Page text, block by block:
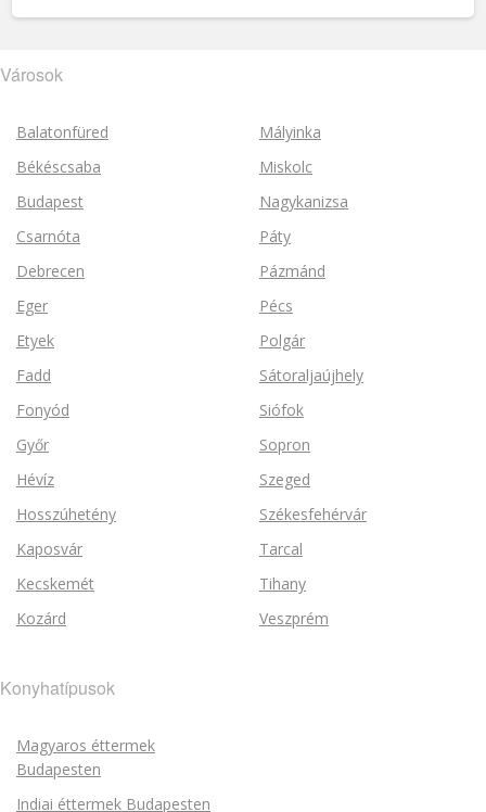
Városok
Balatonfüred
Békéscsaba
Budapest
Csarnóta
Debrecen
Eger
Etyek
Fadd
Fonyód
Győr
Hévíz
Hosszúhetény
Kaposvár
Kecskemét
Kozárd
Mályinka
Miskolc
Nagykanizsa
Páty
Pázmánd
Pécs
Polgár
Sátoraljaújhely
Siófok
Sopron
Szeged
Székesfehérvár
Tarcal
Tihany
Veszprém
Konyhatípusok
Magyaros éttermek
Budapesten
Indiai éttermek Budapesten